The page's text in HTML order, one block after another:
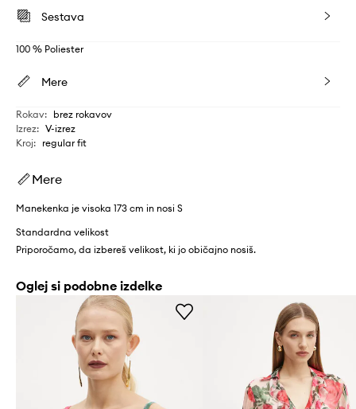
Sestava
100 % Poliester
Mere
Rokav: brez rokavov
Izrez: V-izrez
Kroj: regular fit
Mere
Manekenka je visoka 173 cm in nosi S
Standardna velikost
Priporočamo, da izbereš velikost, ki jo običajno nosiš.
Oglej si podobne izdelke